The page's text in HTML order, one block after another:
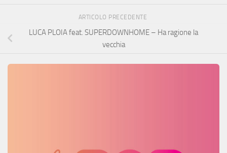
ARTICOLO PRECEDENTE
LUCA PLOIA feat. SUPERDOWNHOME – Ha ragione la
vecchia